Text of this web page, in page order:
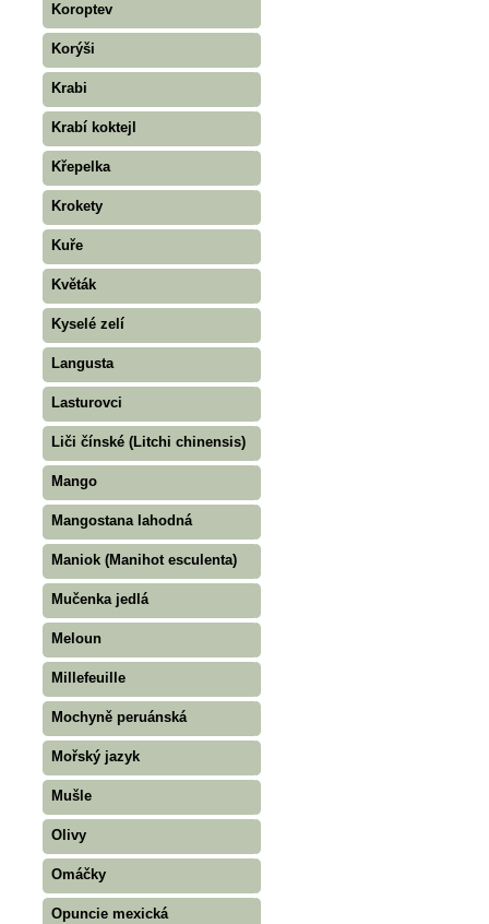
Koroptev
Korýši
Krabi
Krabí koktejl
Křepelka
Krokety
Kuře
Květák
Kyselé zelí
Langusta
Lasturovci
Liči čínské (Litchi chinensis)
Mango
Mangostana lahodná
Maniok (Manihot esculenta)
Mučenka jedlá
Meloun
Millefeuille
Mochyně peruánská
Mořský jazyk
Mušle
Olivy
Omáčky
Opuncie mexická